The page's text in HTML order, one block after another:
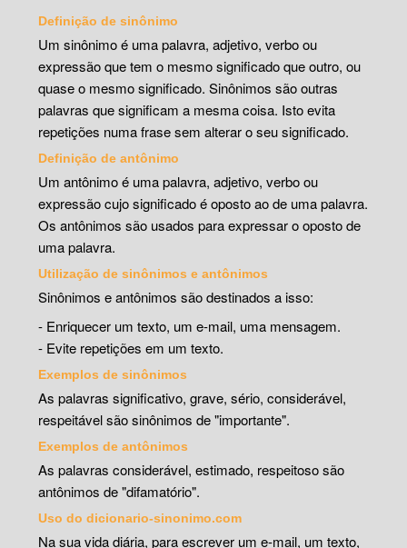
Definição de sinônimo
Um sinônimo é uma palavra, adjetivo, verbo ou
expressão que tem o mesmo significado que outro, ou
quase o mesmo significado. Sinônimos são outras
palavras que significam a mesma coisa. Isto evita
repetições numa frase sem alterar o seu significado.
Definição de antônimo
Um antônimo é uma palavra, adjetivo, verbo ou
expressão cujo significado é oposto ao de uma palavra.
Os antônimos são usados para expressar o oposto de
uma palavra.
Utilização de sinônimos e antônimos
Sinônimos e antônimos são destinados a isso:
- Enriquecer um texto, um e-mail, uma mensagem.
- Evite repetições em um texto.
Exemplos de sinônimos
As palavras significativo, grave, sério, considerável,
respeitável são sinônimos de "importante".
Exemplos de antônimos
As palavras considerável, estimado, respeitoso são
antônimos de "difamatório".
Uso do dicionario-sinonimo.com
Na sua vida diária, para escrever um e-mail, um texto,